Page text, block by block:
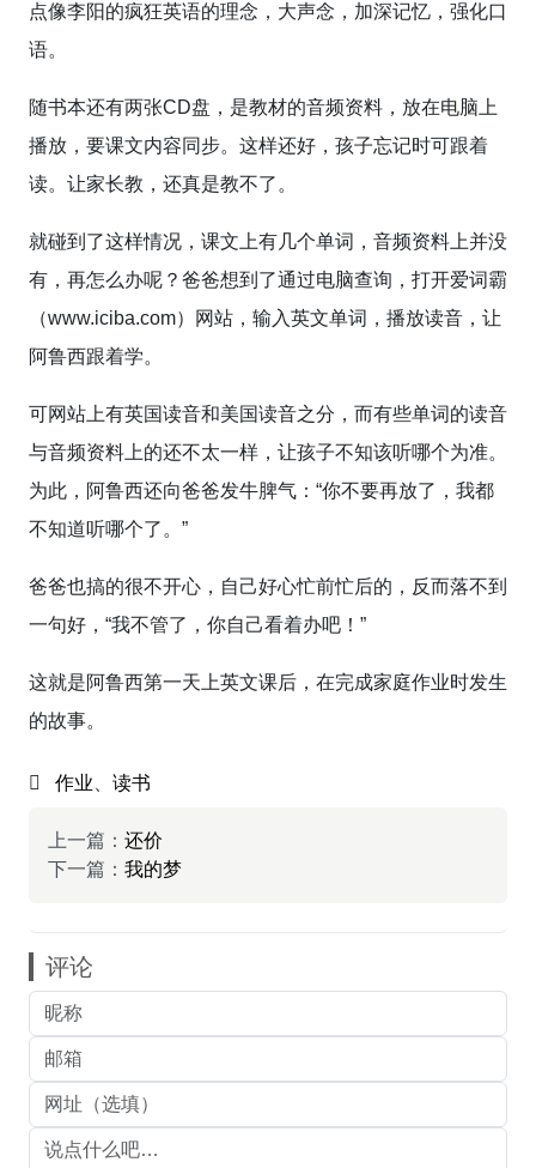
点像李阳的疯狂英语的理念，大声念，加深记忆，强化口
语。
随书本还有两张CD盘，是教材的音频资料，放在电脑上
播放，要课文内容同步。这样还好，孩子忘记时可跟着
读。让家长教，还真是教不了。
就碰到了这样情况，课文上有几个单词，音频资料上并没
有，再怎么办呢？爸爸想到了通过电脑查询，打开爱词霸
（www.iciba.com）网站，输入英文单词，播放读音，让
阿鲁西跟着学。
可网站上有英国读音和美国读音之分，而有些单词的读音
与音频资料上的还不太一样，让孩子不知该听哪个为准。
为此，阿鲁西还向爸爸发牛脾气：“你不要再放了，我都
不知道听哪个了。”
爸爸也搞的很不开心，自己好心忙前忙后的，反而落不到
一句好，“我不管了，你自己看着办吧！”
这就是阿鲁西第一天上英文课后，在完成家庭作业时发生
的故事。
作业 读书
上一篇： 还价
下一篇： 我的梦
评论